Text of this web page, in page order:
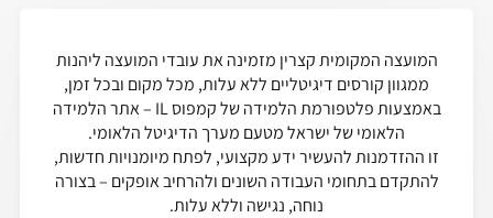
המועצה המקומית קצרין מזמינה את עובדי המועצה ליהנות
ממגוון קורסים דיגיטליים ללא עלות, מכל מקום ובכל זמן,
באמצעות פלטפורמת הלמידה של קמפוס IL – אתר הלמידה
הלאומי של ישראל מטעם מערך הדיגיטל הלאומי.
זו ההזדמנות להעשיר ידע מקצועי, לפתח מיומנויות חדשות,
להתקדם בתחומי העבודה השונים ולהרחיב אופקים – בצורה
נוחה, נגישה וללא עלות.